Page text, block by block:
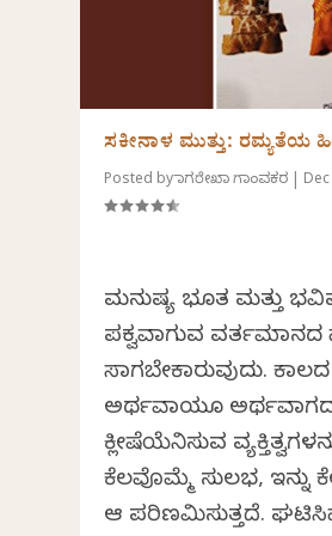
ಸಕೀನಾಳ ಮುತ್ತು: ರಮ್ಯತೆಯ
Posted byನಾಗರೇಖಾ ಗಾಂವಕರ
ಮನುಷ್ಯ ಭೂತ ಮತ್ತು
ಪಕ್ವವಾಗುವ
ಸಾಗಬೇಕಾಗಿರುವುದು.
ಅರ್ಥವಾಗಿಯೂ ಅರ್ಥವಾಗದ
ಕ್ಲೀಷೆಯೆನಿಸುವ
ಕೆಲವೊಮ್ಮೆ ಸುಲಭ, ಇನ್ನು
ಆಗಿ ಪರಿಣಮಿಸುತ್ತದೆ.